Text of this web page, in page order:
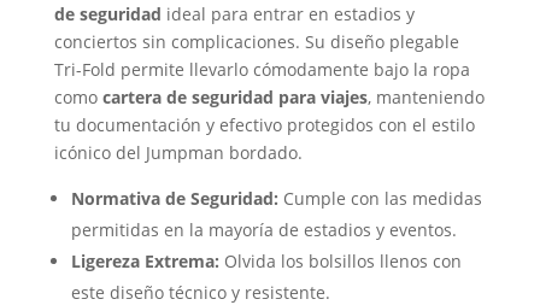
de seguridad ideal para entrar en estadios y
conciertos sin complicaciones. Su diseño plegable
Tri-Fold permite llevarlo cómodamente bajo la ropa
como cartera de seguridad para viajes, manteniendo
tu documentación y efectivo protegidos con el estilo
icónico del Jumpman bordado.
Normativa de Seguridad: Cumple con las medidas
permitidas en la mayoría de estadios y eventos.
Ligereza Extrema: Olvida los bolsillos llenos con
este diseño técnico y resistente.